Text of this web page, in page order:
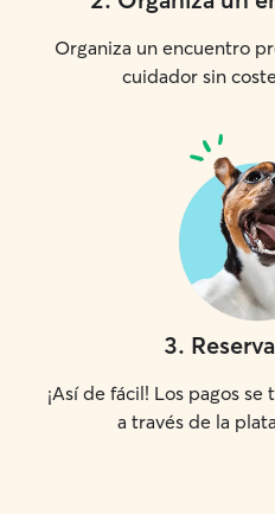
Organiza un encuentro
cuidador sin
3.
¡Así de fácil! Los pagos
a través de la